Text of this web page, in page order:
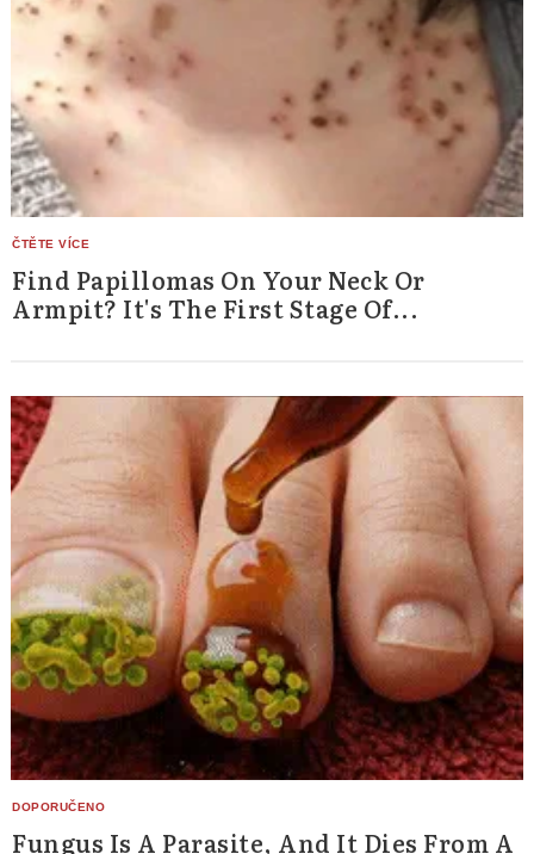
Find Papillomas On Your Neck Or
Armpit? It's The First Stage Of...
Fungus Is A Parasite, And It Dies From A